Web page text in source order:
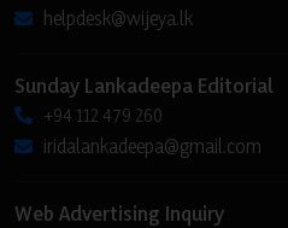
helpdesk@wijeya.lk
Sunday Lankadeepa Editorial
+94 112 479 260
iridalankadeepa@gmail.com
Web Advertising Inquiry